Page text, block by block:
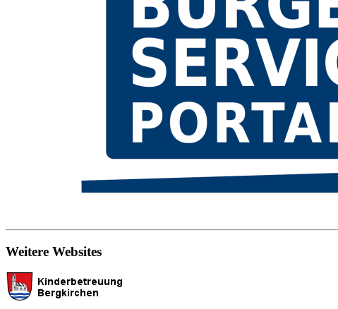
Weitere Websites